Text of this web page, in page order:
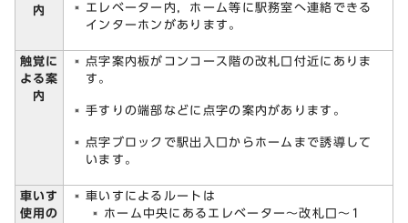
内
エレベーター内，ホーム等に駅務室へ連絡できる
インターホンがあります。
触覚に
よる案
内
点字案内板がコンコース階の改札口付近にありま
す。
手すりの端部などに点字の案内があります。
点字ブロックで駅出入口からホームまで誘導して
います。
車いす
使用の
車いすによるルートは
ホーム中央にあるエレベーター～改札口～1